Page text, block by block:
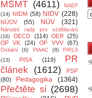
MŠMT (4611)
NAEP
(14)
NIDM (58) NIDV (228)
NÚOV (55) NÚV (321)
Národní rada pro vzdělávání
(16)
OECD (114) OER (25)
OP VK
(24) OP VVV (67)
Ostatní (6) PIAAC (8)
PIRLS
(13)
PISA (119)
PR
článek
(1612)
PSP
(80)
Pedagogika (1364)
Přečtěte si (2698)